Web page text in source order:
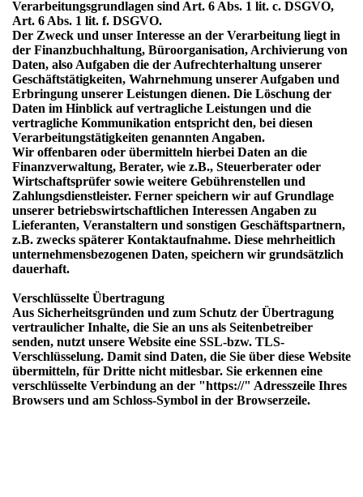
Verarbeitungsgrundlagen sind Art. 6 Abs. 1 lit. c. DSGVO,
Art. 6 Abs. 1 lit. f. DSGVO.
Der Zweck und unser Interesse an der Verarbeitung liegt in
der Finanzbuchhaltung, Büroorganisation, Archivierung von
Daten, also Aufgaben die der Aufrechterhaltung unserer
Geschäftstätigkeiten, Wahrnehmung unserer Aufgaben und
Erbringung unserer Leistungen dienen. Die Löschung der
Daten im Hinblick auf vertragliche Leistungen und die
vertragliche Kommunikation entspricht den, bei diesen
Verarbeitungstätigkeiten genannten Angaben.
Wir offenbaren oder übermitteln hierbei Daten an die
Finanzverwaltung, Berater, wie z.B., Steuerberater oder
Wirtschaftsprüfer sowie weitere Gebührenstellen und
Zahlungsdienstleister. Ferner speichern wir auf Grundlage
unserer betriebswirtschaftlichen Interessen Angaben zu
Lieferanten, Veranstaltern und sonstigen Geschäftspartnern,
z.B. zwecks späterer Kontaktaufnahme. Diese mehrheitlich
unternehmensbezogenen Daten, speichern wir grundsätzlich
dauerhaft.
Verschlüsselte Übertragung
Aus Sicherheitsgründen und zum Schutz der Übertragung
vertraulicher Inhalte, die Sie an uns als Seitenbetreiber
senden, nutzt unsere Website eine SSL-bzw. TLS-
Verschlüsselung. Damit sind Daten, die Sie über diese Website
übermitteln, für Dritte nicht mitlesbar. Sie erkennen eine
verschlüsselte Verbindung an der "https://" Adresszeile Ihres
Browsers und am Schloss-Symbol in der Browserzeile.